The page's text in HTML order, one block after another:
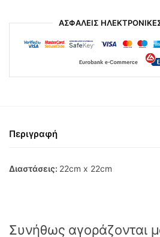
ΑΣΦΑΛΕΙΣ
Περιγραφή
Διαστάσεις: 22cm x 22cm
Συνήθως αγοράζονται